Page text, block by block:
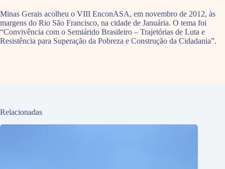
Minas Gerais acolheu o VIII EnconASA, em novembro de 2012, às
margens do Rio São Francisco, na cidade de Januária. O tema foi
“Convivência com o Semiárido Brasileiro – Trajetórias de Luta e
Resistência para Superação da Pobreza e Construção da Cidadania”.
Relacionadas